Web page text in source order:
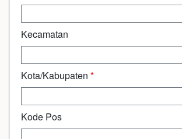
Kecamatan
Kota/Kabupaten *
Kode Pos